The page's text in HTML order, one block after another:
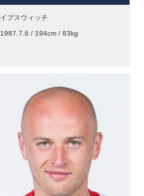
イプスウィッチ
1987.7.6 / 194cm / 83kg